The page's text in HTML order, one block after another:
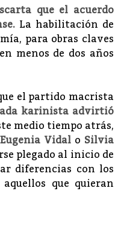
que el acuerdo
La habilitación de
para obras claves
menos de dos años
el partido macrista
karinista advirtió
medio tiempo atrás,
Vidalo Silvia
plegado al inicio de
diferencias con los
que quieran